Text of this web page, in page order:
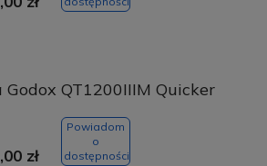
QT1200IIIM Quicker
zł
Powiadom
o
dostępności